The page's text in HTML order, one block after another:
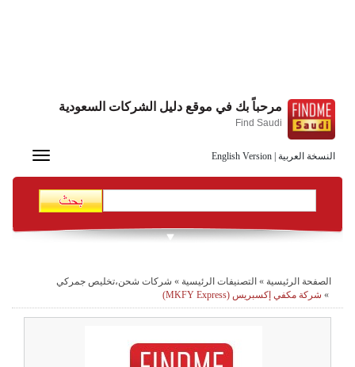
النسخة العربية English Version
مرحباً بك في موقع دليل الشركات السعودية
Find Saudi
Toggle
الصفحة الرئيسية » التصنيفات الرئيسية » شركات شحن،تخليص جمركي
» شركة مكفي إكسبريس (MKFY Express)